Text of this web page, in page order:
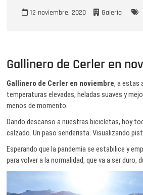
12 noviembre, 2020 Galería
Gallinero de Cerler en
Gallinero de Cerler en noviembre, a estas
temperaturas elevadas, heladas suaves y
menos de momento.
Dando descanso a nuestras bicicletas, hoy
calzado. Un paso senderista. Visualizando
Esperando que la pandemia se estabilice y
para volver a la normalidad, que va a ser duro,